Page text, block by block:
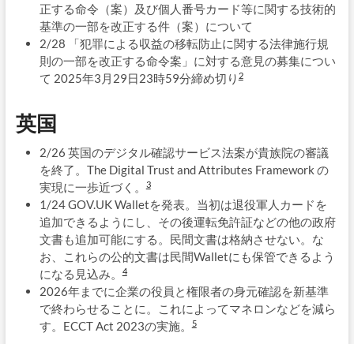
正する命令（案）及び個人番号カード等に関する技術的
基準の一部を改正する件（案）について
2/28 「犯罪による収益の移転防止に関する法律施行規
則の一部を改正する命令案」に対する意見の募集につい
て 2025年3月29日23時59分締め切り2
英国
2/26 英国のデジタル確認サービス法案が貴族院の審議
を終了。The Digital Trust and Attributes Framework の
実現に一歩近づく。3
1/24 GOV.UK Walletを発表。当初は退役軍人カードを
追加できるようにし、その後運転免許証などの他の政府
文書も追加可能にする。民間文書は格納させない。な
お、これらの公的文書は民間Walletにも保管できるよう
になる見込み。4
2026年までに企業の役員と権限者の身元確認を新基準
で終わらせることに。これによってマネロンなどを減ら
す。ECCT Act 2023の実施。5